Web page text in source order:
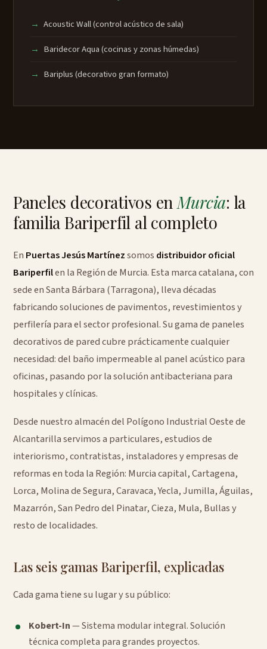
Acoustic Wall (control acústico de sala)
Baridecor Aqua (cocinas y zonas húmedas)
Bariplus (decorativo gran formato)
Paneles decorativos en Murcia: la
familia Bariperfil al completo
En Puertas Jesús Martínezsomos distribuidor oficial
Bariperfilen la Región de Murcia. Esta marca catalana, con
sede en Santa Bárbara (Tarragona), lleva décadas
fabricando soluciones de pavimentos, revestimientos y
perfilería para el sector profesional. Su gama de paneles
decorativos de pared cubre prácticamente cualquier
necesidad: del baño impermeable al panel acústico para
oficinas, pasando por la solución antibacteriana para
hospitales y clínicas.
Desde nuestro almacén del Polígono Industrial Oeste de
Alcantarilla servimos a particulares, estudios de
interiorismo, contratistas, instaladores y empresas de
reformas en toda la Región: Murcia capital, Cartagena,
Lorca, Molina de Segura, Caravaca, Yecla, Jumilla, Águilas,
Mazarrón, San Pedro del Pinatar, Cieza, Mula, Bullas y
resto de localidades.
Las seis gamas Bariperfil, explicadas
Cada gama tiene su lugar y su público:
Kobert-In— Sistema modular integral. Solución
técnica completa para grandes proyectos.